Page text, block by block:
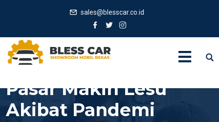
sales@blesscar.co.id
Pasar Makin Lesu
Akibat Pandemi